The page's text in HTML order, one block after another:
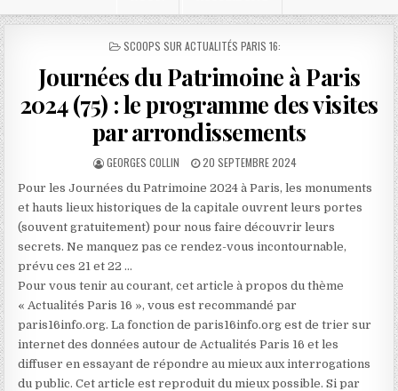
POSTED
SCOOPS SUR ACTUALITÉS PARIS 16:
Journées du Patrimoine à Paris
2024 (75) : le programme des visites
par arrondissements
AUTHOR:
GEORGES COLLIN
PUBLISHED
20 SEPTEMBRE 2024
Pour les Journées du Patrimoine 2024 à Paris, les monuments
et hauts lieux historiques de la capitale ouvrent leurs portes
(souvent gratuitement) pour nous faire découvrir leurs
secrets. Ne manquez pas ce rendez-vous incontournable,
prévu ces 21 et 22 …
Pour vous tenir au courant, cet article à propos du thème
« Actualités Paris 16 », vous est recommandé par
paris16info.org. La fonction de paris16info.org est de trier sur
internet des données autour de Actualités Paris 16 et les
diffuser en essayant de répondre au mieux aux interrogations
du public. Cet article est reproduit du mieux possible. Si par